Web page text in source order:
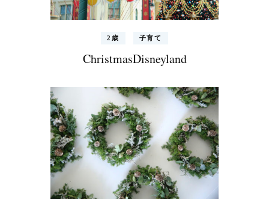
2歳 子育て
ChristmasDisneyland